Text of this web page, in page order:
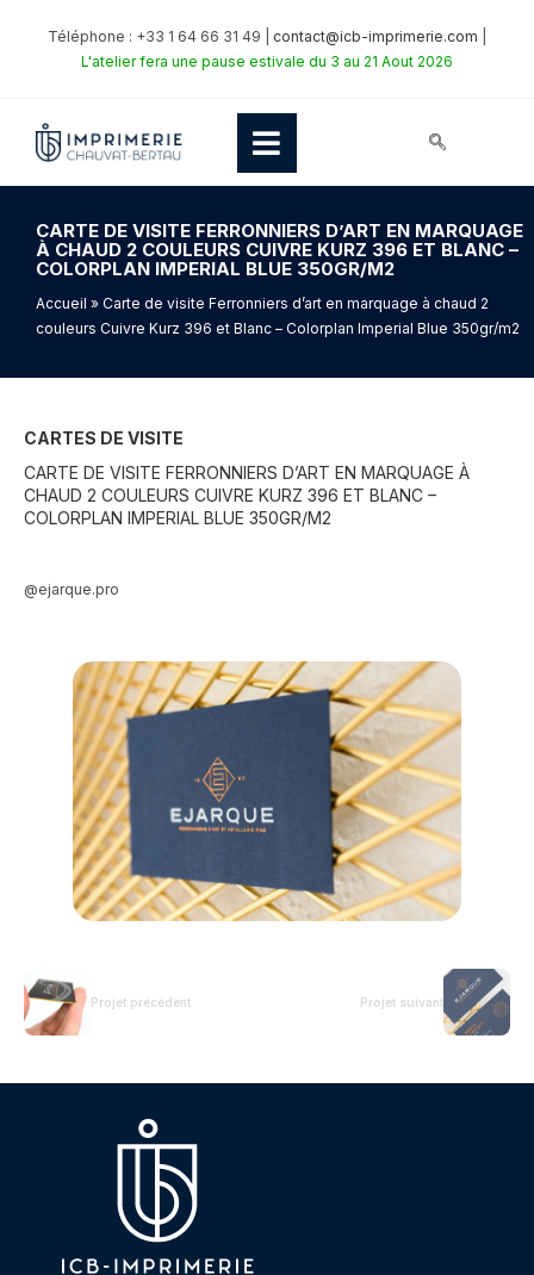
Téléphone : +33 1 64 66 31 49 | contact@icb-imprimerie.com
L'atelier fera une pause estivale du 3 au 21 Aout 2026
CARTE DE VISITE FERRONNIERS D’ART EN MARQUAGE
À CHAUD 2 COULEURS CUIVRE KURZ 396 ET BLANC –
COLORPLAN IMPERIAL BLUE 350GR/M2
Accueil » Carte de visite Ferronniers d’art en marquage à chaud 2
couleurs Cuivre Kurz 396 et Blanc – Colorplan Imperial Blue 350gr/m2
CARTES DE VISITE
CARTE DE VISITE FERRONNIERS D’ART EN MARQUAGE À
CHAUD 2 COULEURS CUIVRE KURZ 396 ET BLANC –
COLORPLAN IMPERIAL BLUE 350GR/M2
@ejarque.pro
Projet précédent Projet suivant